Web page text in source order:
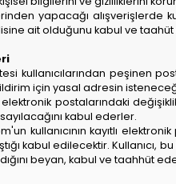
yapacağı
ait olduğunu kabul ve
kullanıcılarından peşinen
için yasal adresin
postalarındaki
kabul ederler.
kullanıcının kayıtlı
kabul edilecektir.
beyan, kabul ve taahhüt